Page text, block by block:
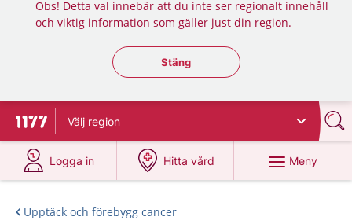
Obs! Detta val innebär att du inte ser regionalt innehåll
och viktig information som gäller just din region.
Stäng regionsväljaren
Stäng
Till startsidan för 1177
Välj region
Logga in
på 1177.se
Hitta vård
på 1177.se
Meny
Upptäck och förebygg cancer